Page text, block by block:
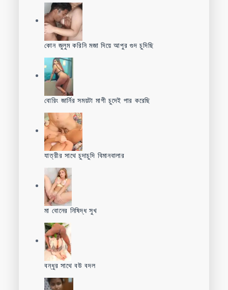
কোন জুলুম করিনি মজা দিয়ে আপুর গুদ চুদিছি
বোরিং জার্নির সময়টা মাগী চুদেই পার করেছি
যাত্রীর সাথে চুদাচুদি বিমানবালার
মা বোনের নিষিদ্ধ সুখ
বন্ধুর সাথে বউ বদল